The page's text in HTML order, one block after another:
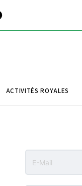
ACTIVITÉS ROYALES